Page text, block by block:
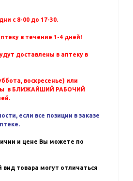
с 8-00 до 17-30.
в течение 1-4 дней!
доставлены в аптеку в
воскресенье) или
в БЛИЖАЙШИЙ РАБОЧИЙ
если все позиции в заказе
и цене Вы можете по
вид товара могут отличаться